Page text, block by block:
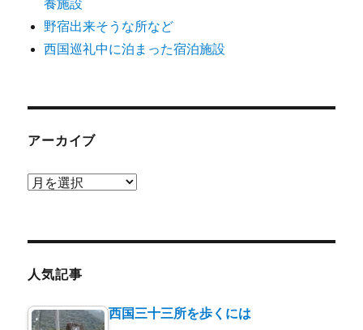
養施設
野宿出来そうな所など
西国巡礼中に泊まった宿泊施設
アーカイブ
ア
ブ
人気記事
西国三十三所を歩くには